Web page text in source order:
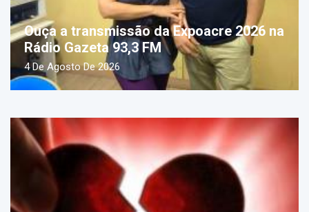
Ouça a transmissão da Expoacre 2026 na
Rádio Gazeta 93,3 FM
4 De Agosto De 2026